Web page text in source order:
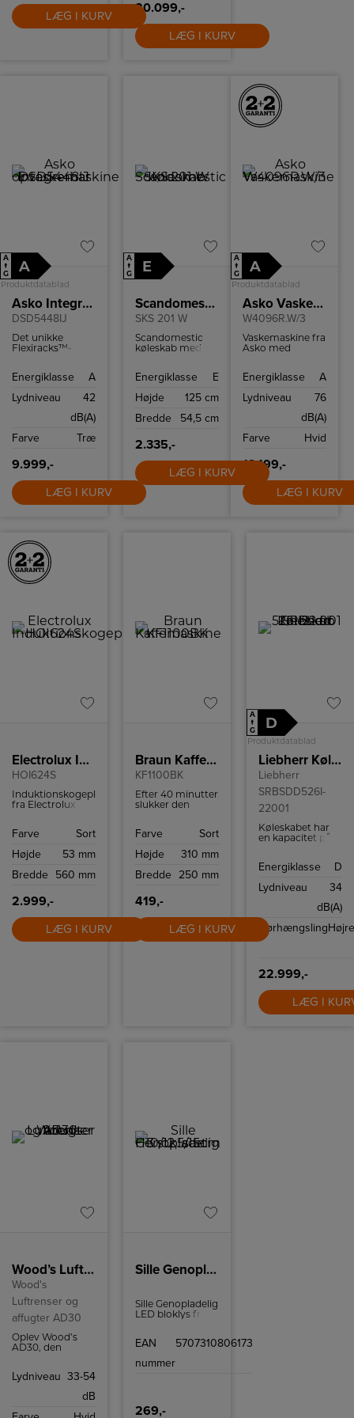
design af dansk
når det er bedst
og et touch af
LÆG I KURV 20.099,-
LÆG I KURV
A
↑
G
A
Produktdatablad
Asko Integrerbar opvaskemaskine
DSD5448IJ
Det unikke
Flexiracks™-
nylonbelagte
nemt kan
forskellige højder,
skal vaske. Asko
mest fleksible
kurvesystem,
som naturligvis
er designet efter
dit behov for at
maskinen.
Energiklasse
A
Lydniveau
42
dB(A)
Farve
Træ
9.999,-
LÆG I KURV
A
↑
G
E
Scandomestic Køleskab
SKS 201 W
Scandomestic
køleskab med
brudsikre
automatisk
Energiklasse
E
Højde
125 cm
Bredde
54,5 cm
2.335,-
LÆG I KURV
A
↑
G
A
Produktdatablad
Asko Vaskemaskine
W4096R.W/3
Vaskemaskine fra
Asko med
samt et bredt
programmer, der
grundigt, men
tøj.
Energiklasse
A
Lydniveau
76
dB(A)
Farve
Hvid
12.199,-
LÆG I KURV
Electrolux Induktionskogeplade
HOI624S
Induktionskogeplade
fra Electrolux
boosterfunktion
Farve
Sort
Højde
53 mm
Bredde
560 mm
2.999,-
LÆG I KURV
Braun Kaffemaskine
KF1100BK
Efter 40 minutter
slukker den
sikkerhed og
Farve
Sort
Højde
310 mm
Bredde 250 mm
419,-
LÆG I KURV
A
↑
G
D
Produktdatablad
Liebherr Køleskab SRBsdd 526i-22 001
Liebherr
SRBSDD526I-
22001
Køleskabet har
en kapacitet på
rigelig plads til
Det er udstyret
delelig og fem er
højdejusterbare,
så du kan tilpasse
Energiklasse
D
Lydniveau
34
dB(A)
Dørhængsling
22.999,-
LÆG I
Wood’s Luftrenser og affugter AD30
Wood's
Luftrenser og
affugter AD30
Oplev Wood’s
AD30, den
affugter og
specielt designet
Lydniveau 33-54
dB
Sille Genopladelig 3 stk. sæt H10/12,5/15cm
Sille Genopladelig
LED bloklys fra
miljøvenligt
traditionelle
batteri betyder,
EAN
nummer
5707310806173
269,-